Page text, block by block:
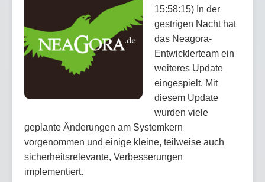
15:58:15) In der
gestrigen Nacht hat
das Neagora-
Entwicklerteam ein
weiteres Update
eingespielt. Mit
diesem Update
wurden viele
geplante Änderungen am Systemkern
vorgenommen und einige kleine, teilweise auch
sicherheitsrelevante, Verbesserungen
implementiert.